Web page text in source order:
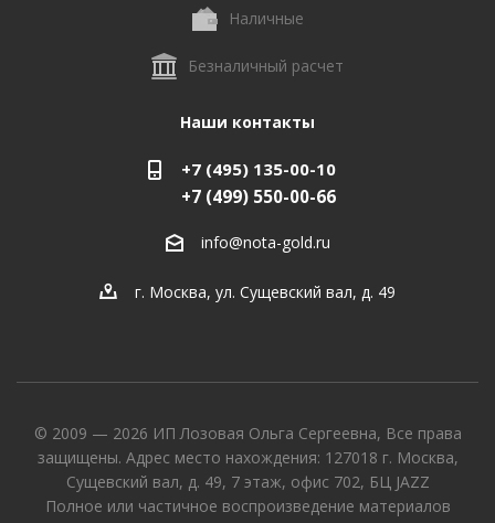
Наличные
Безналичный расчет
Наши контакты
+7 (495) 135-00-10
+7 (499) 550-00-66
info@nota-gold.ru
г. Москва, ул. Сущевский вал, д. 49
© 2009 — 2026 ИП Лозовая Ольга Сергеевна, Все права
защищены. Адрес место нахождения: 127018 г. Москва,
Сущевский вал, д. 49, 7 этаж, офис 702, БЦ JAZZ
Полное или частичное воспроизведение материалов